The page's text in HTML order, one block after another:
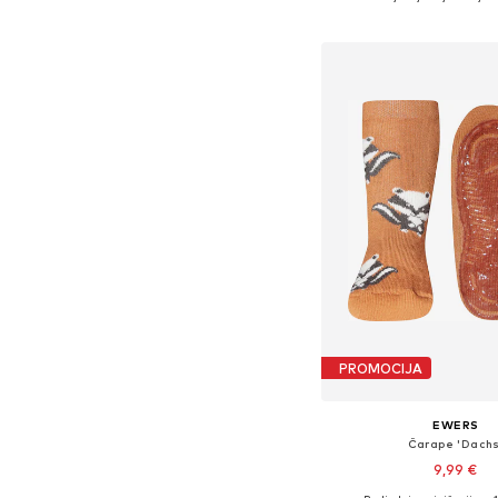
PROMOCIJA
EWERS
Čarape
9,99 €